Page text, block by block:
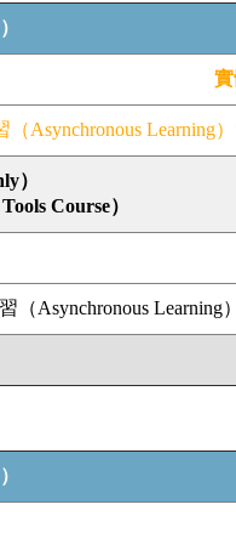
實
（Asynchronous Learning
）
Course）
（Asynchronous Learning